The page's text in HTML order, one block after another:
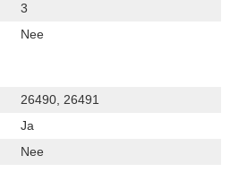
3
Nee
26490, 26491
Ja
Nee